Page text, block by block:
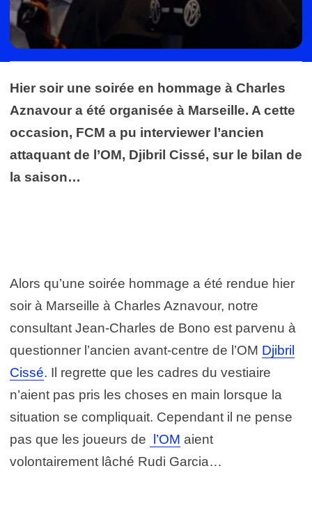
Hier soir une soirée en hommage à Charles
Aznavour a été organisée à Marseille. A cette
occasion, FCM a pu interviewer l’ancien
attaquant de l’OM, Djibril Cissé, sur le bilan de
la saison…
Alors qu’une soirée hommage a été rendue hier
soir à Marseille à Charles Aznavour, notre
consultant Jean-Charles de Bono est parvenu à
questionner l’ancien avant-centre de l’OM Djibril
Cissé. Il regrette que les cadres du vestiaire
n’aient pas pris les choses en main lorsque la
situation se compliquait. Cependant il ne pense
pas que les joueurs de
l’OM aient
volontairement lâché Rudi Garcia…